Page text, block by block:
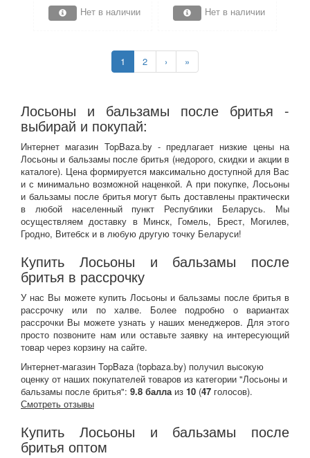
Нет в наличии Нет в наличии
1 2 › »
Лосьоны и бальзамы после бритья -
выбирай и покупай:
Интернет магазин TopBaza.by - предлагает низкие цены на
Лосьоны и бальзамы после бритья (недорого, скидки и акции в
каталоге). Цена формируется максимально доступной для Вас
и с минимально возможной наценкой. А при покупке, Лосьоны
и бальзамы после бритья могут быть доставлены практически
в любой населенный пункт Республики Беларусь. Мы
осуществляем доставку в Минск, Гомель, Брест, Могилев,
Гродно, Витебск и в любую другую точку Беларуси!
Купить Лосьоны и бальзамы после
бритья в рассрочку
У нас Вы можете купить Лосьоны и бальзамы после бритья в
рассрочку или по халве. Более подробно о вариантах
рассрочки Вы можете узнать у наших менеджеров. Для этого
просто позвоните нам или оставьте заявку на интересующий
товар через корзину на сайте.
Интернет-магазин TopBaza (topbaza.by) получил высокую
оценку от наших покупателей товаров из категории "Лосьоны и
бальзамы после бритья": 9.8 баллаиз 10 (47 голосов).
Смотреть отзывы
Купить Лосьоны и бальзамы после
бритья оптом